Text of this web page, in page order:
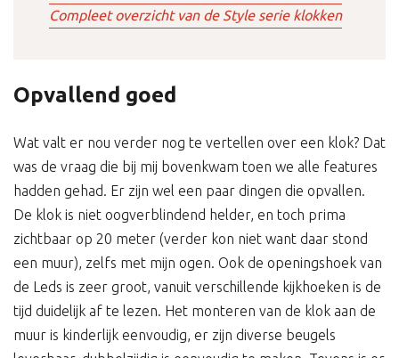
Compleet overzicht van de Style serie klokken
Opvallend goed
Wat valt er nou verder nog te vertellen over een klok? Dat
was de vraag die bij mij bovenkwam toen we alle features
hadden gehad. Er zijn wel een paar dingen die opvallen.
De klok is niet oogverblindend helder, en toch prima
zichtbaar op 20 meter (verder kon niet want daar stond
een muur), zelfs met mijn ogen. Ook de openingshoek van
de Leds is zeer groot, vanuit verschillende kijkhoeken is de
tijd duidelijk af te lezen. Het monteren van de klok aan de
muur is kinderlijk eenvoudig, er zijn diverse beugels